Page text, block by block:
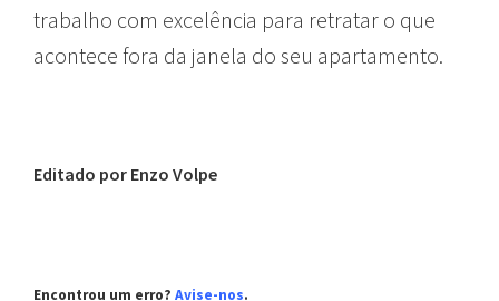
trabalho com excelência para retratar o que
acontece fora da janela do seu apartamento.
Editado por Enzo Volpe
Encontrou um erro? Avise-nos.